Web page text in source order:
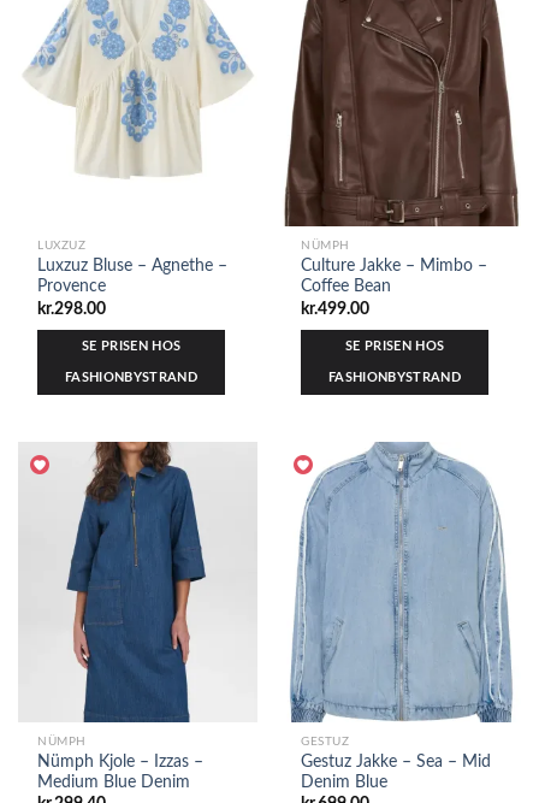
LUXZUZ
Luxzuz Bluse – Agnethe –
Provence
kr.298.00
SE PRISEN HOS
FASHIONBYSTRAND
NÜMPH
Culture Jakke – Mimbo –
Coffee Bean
kr.499.00
SE PRISEN HOS
FASHIONBYSTRAND
NÜMPH
Nümph Kjole – Izzas –
Medium Blue Denim
GESTUZ
Gestuz Jakke – Sea – Mid
Denim Blue